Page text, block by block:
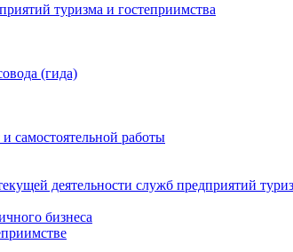
туризма и гостеприимства
(гида)
работы
деятельности служб предприятий
бизнеса